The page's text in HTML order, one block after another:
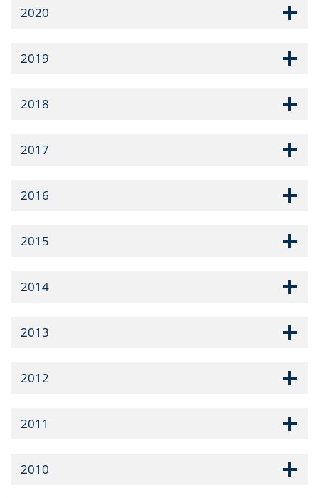
2020
2019
2018
2017
2016
2015
2014
2013
2012
2011
2010